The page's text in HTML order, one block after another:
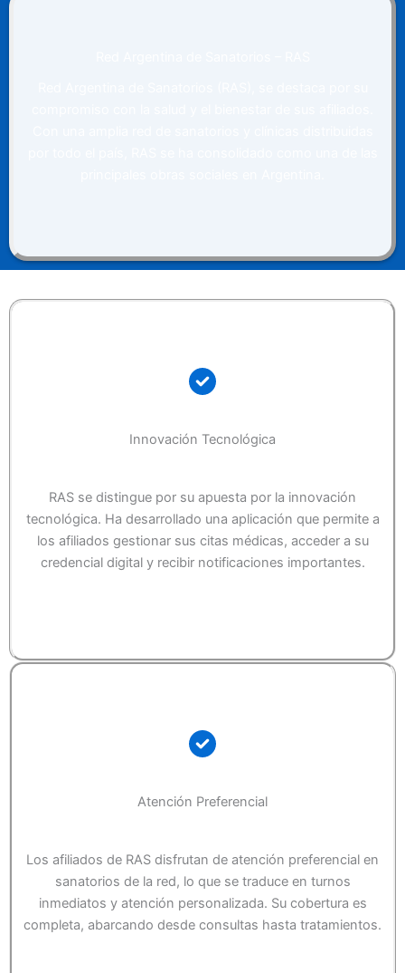
Innovación Tecnológica
RAS se distingue por su apuesta por la innovación
tecnológica. Ha desarrollado una aplicación que permite a
los afiliados gestionar sus citas médicas, acceder a su
credencial digital y recibir notificaciones importantes.
Atención Preferencial
Los afiliados de RAS disfrutan de atención preferencial en
sanatorios de la red, lo que se traduce en turnos
inmediatos y atención personalizada. Su cobertura es
completa, abarcando desde consultas hasta tratamientos.